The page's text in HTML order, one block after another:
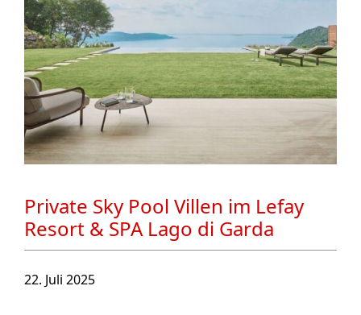
Private Sky Pool Villen im Lefay
Resort & SPA Lago di Garda
22. Juli 2025